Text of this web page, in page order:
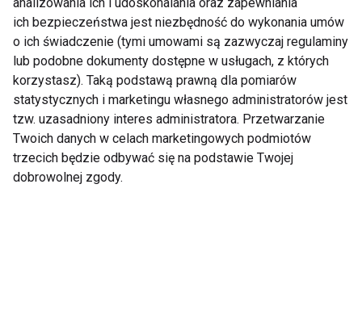
Maciej Jachowski o
zdrowiu, gotowaniu i
tańcu
Wiosną "Got to
Dance" z nową
prowadzącą!
Pokaż więcej
ich bezpieczeństwa jest niezbędność do wykonania umów
o ich świadczenie (tymi umowami są zazwyczaj regulaminy
lub podobne dokumenty dostępne w usługach, z których
korzystasz). Taką podstawą prawną dla pomiarów
statystycznych i marketingu własnego administratorów jest
tzw. uzasadniony interes administratora. Przetwarzanie
Twoich danych w celach marketingowych podmiotów
trzecich będzie odbywać się na podstawie Twojej
dobrowolnej zgody.